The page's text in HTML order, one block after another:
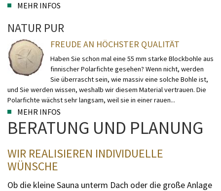
MEHR INFOS
NATUR PUR
FREUDE AN HÖCHSTER QUALITÄT
Haben Sie schon mal eine 55 mm starke Blockbohle aus
finnischer Polarfichte gesehen? Wenn nicht, werden
Sie überrascht sein, wie massiv eine solche Bohle ist,
und Sie werden wissen, weshalb wir diesem Material vertrauen. Die
Polarfichte wächst sehr langsam, weil sie in einer rauen...
MEHR INFOS
BERATUNG UND PLANUNG
WIR REALISIEREN INDIVIDUELLE
WÜNSCHE
Ob die kleine Sauna unterm Dach oder die große Anlage